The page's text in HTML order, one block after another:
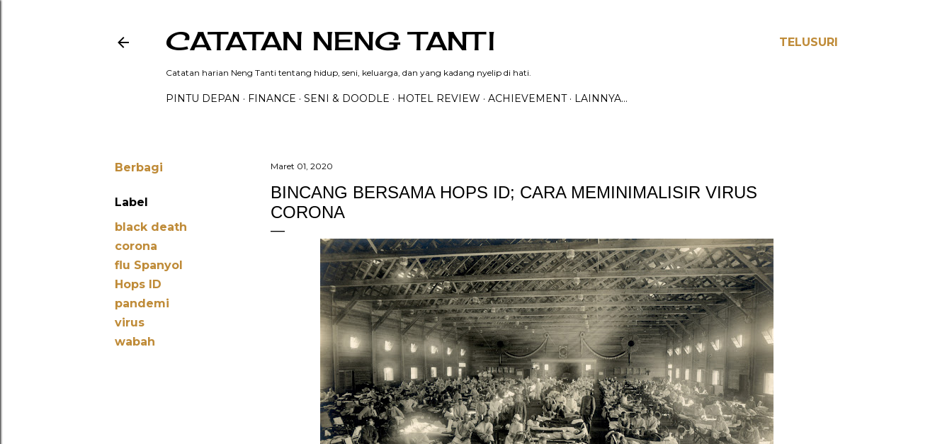
TELUSURI
CATATAN NENG TANTI
Catatan harian Neng Tanti tentang hidup, seni, keluarga, dan yang kadang nyelip di hati.
PINTU DEPAN FINANCE SENI & DOODLE HOTEL REVIEW ACHIEVEMENT LAINNYA…
Berbagi
Label
black death
corona
flu Spanyol
Hops ID
pandemi
virus
wabah
Maret 01, 2020
BINCANG BERSAMA HOPS ID; CARA MEMINIMALISIR VIRUS
CORONA